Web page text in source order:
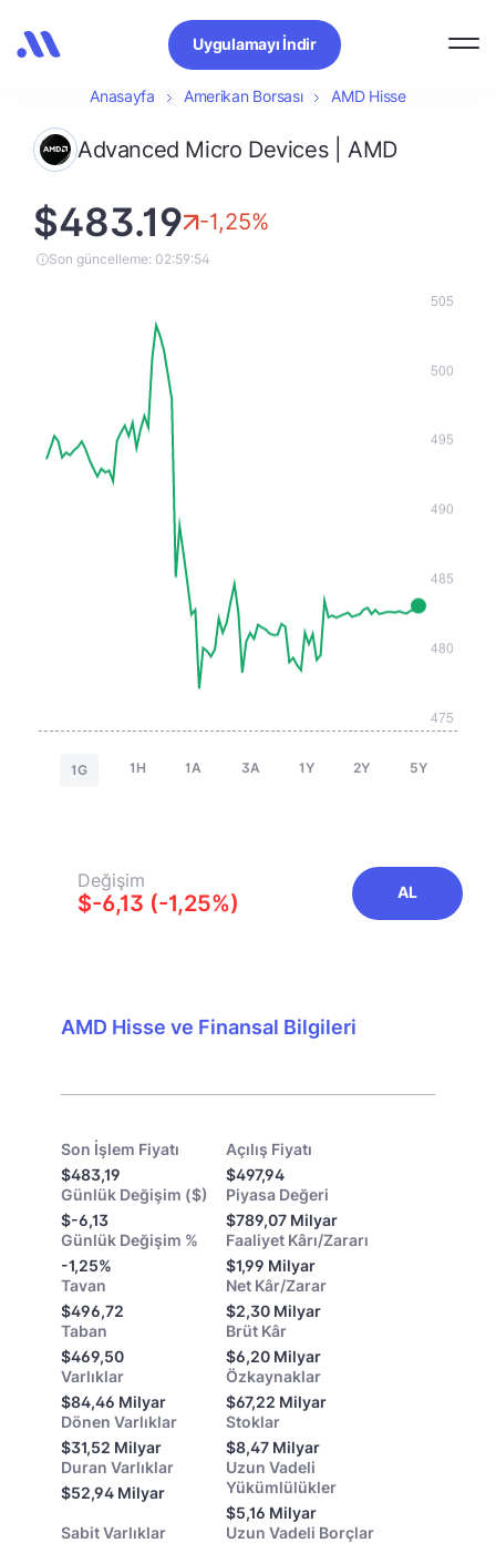
Uygulamayı İndir
Anasayfa Amerikan Borsası AMD Hisse
Advanced Micro Devices | AMD
$483.19 -1,25%
Son güncelleme: 02:59:54
1G 1H 1A 3A 1Y 2Y 5Y
Değişim
$-6,13 (-1,25%) AL
AMD Hisse ve Finansal Bilgileri
Son İşlem Fiyatı
$483,19
Açılış Fiyatı
$497,94
Günlük Değişim ($)
$-6,13
Piyasa Değeri
$789,07 Milyar
Günlük Değişim %
-1,25%
Faaliyet Kârı/Zararı
$1,99 Milyar
Tavan
$496,72
Net Kâr/Zarar
$2,30 Milyar
Taban
$469,50
Brüt Kâr
$6,20 Milyar
Varlıklar
$84,46 Milyar
Özkaynaklar
$67,22 Milyar
Dönen Varlıklar
$31,52 Milyar
Stoklar
$8,47 Milyar
Duran Varlıklar
$52,94 Milyar
Uzun Vadeli
Yükümlülükler
$5,16 Milyar
Sabit Varlıklar
Uzun Vadeli Borçlar